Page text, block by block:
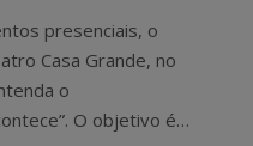
presenciais, o
Casa Grande, no
o
O objetivo é…